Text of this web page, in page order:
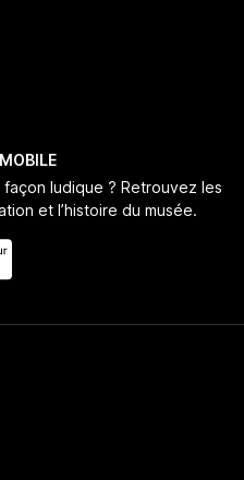
ludique ? Retrouvez les
et l’histoire du musée.